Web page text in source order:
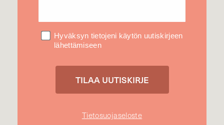
Hyväksyn tietojeni käytön uutiskirjeen
lähettämiseen
Tietosuojaseloste